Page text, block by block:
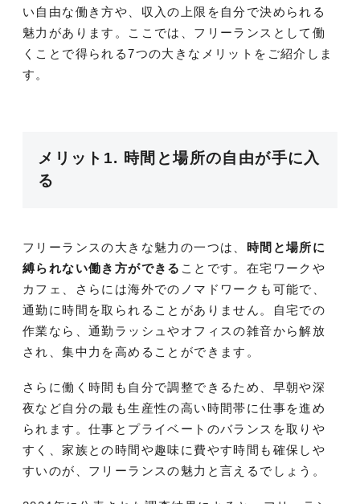
い自由な働き方や、収入の上限を自分で決められる
魅力があります。ここでは、フリーランスとして働
くことで得られる7つの大きなメリットをご紹介しま
す。
メリット1. 時間と場所の自由が手に入
る
フリーランスの大きな魅力の一つは、 時間と場所に
縛られない働き方ができる ことです。在宅ワークや
カフェ、さらには海外でのノマドワークも可能で、
通勤に時間を取られることがありません。自宅での
作業なら、通勤ラッシュやオフィスの雑音から解放
され、集中力を高めることができます。
さらに働く時間も自分で調整できるため、早朝や深
夜など自分の最も生産性の高い時間帯に仕事を進め
られます。仕事とプライベートのバランスを取りや
すく、家族との時間や趣味に費やす時間も確保しや
すいのが、フリーランスの魅力と言えるでしょう。